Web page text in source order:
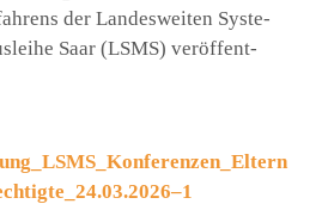
der Lan­des­wei­ten Sys­te­
Saar (LSMS) ver­öf­fent­